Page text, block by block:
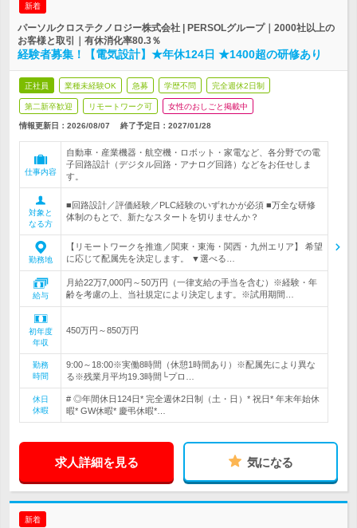
新着
パーソルクロステクノロジー株式会社 | PERSOLグループ｜2000社以上の
お客様と取引｜有休消化率80.3％
経験者募集！【電気設計】★年休124日 ★1400超の研修あり
正社員 業種未経験OK 急募 学歴不問 完全週休2日制
第二新卒歓迎 リモートワーク可 女性のおしごと掲載中
情報更新日：2026/08/07 終了予定日： 2027/01/28
仕事内容
自動車・産業機器・航空機・ロボット・家電など、各分野での電
子回路設計（デジタル回路・アナログ回路）などをお任せしま
す。
対象と
なる方
■回路設計／評価経験／PLC経験のいずれかが必須 ■万全な研修
体制のもとで、新たなスタートを切りませんか？
勤務地
【リモートワークを推進／関東・東海・関西・九州エリア】 希望
に応じて配属先を決定します。 ▼選べる…
給与
月給22万7,000円～50万円（一律支給の手当を含む）※経験・年
齢を考慮の上、当社規定により決定します。※試用期間…
初年度
年収
450万円～850万円
勤務
時間
9:00～18:00※実働8時間（休憩1時間あり）※配属先により異な
る※残業月平均19.3時間└プロ…
休日
休暇
# ◎年間休日124日* 完全週休2日制（土・日）* 祝日* 年末年始休
暇* GW休暇* 慶弔休暇*…
求人詳細を見る 気になる
新着